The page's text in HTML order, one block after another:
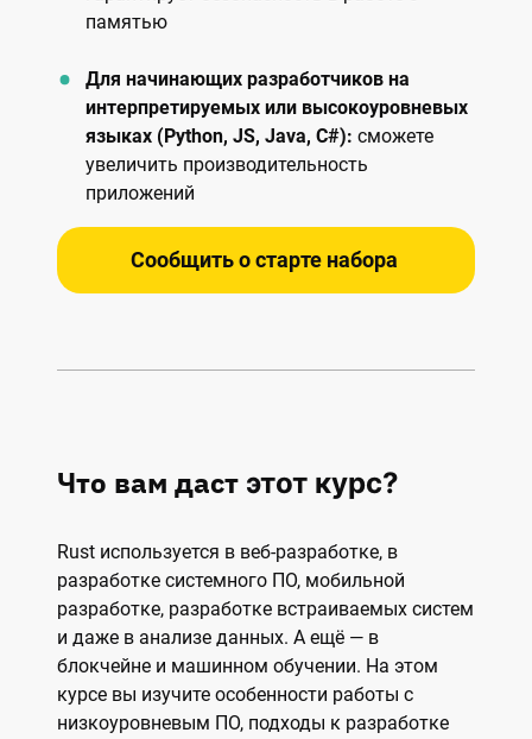
памятью
Для начинающих разработчиков на
интерпретируемых или высокоуровневых
языках (Python, JS, Java, C#): сможете
увеличить производительность
приложений
Сообщить о старте набора
Что вам даст этот курс?
Rust используется в веб-разработке, в
разработке системного ПО, мобильной
разработке, разработке встраиваемых систем
и даже в анализе данных. А ещё — в
блокчейне и машинном обучении. На этом
курсе вы изучите особенности работы с
низкоуровневым ПО, подходы к разработке